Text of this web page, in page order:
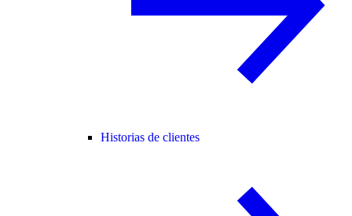
Historias de clientes